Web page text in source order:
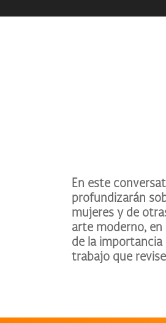
En este
profundizarán
mujeres y de
arte moderno,
de la
trabajo que